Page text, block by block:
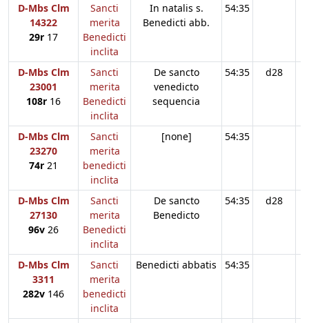
D-Mbs Clm
14322
29r 17
Sancti
merita
Benedicti
inclita
In natalis s.
Benedicti abb.
54:35
D-Mbs Clm
23001
108r 16
Sancti
merita
Benedicti
inclita
De sancto
venedicto
sequencia
54:35 d28
D-Mbs Clm
23270
74r 21
Sancti
merita
benedicti
inclita
[none] 54:35
D-Mbs Clm
27130
96v 26
Sancti
merita
Benedicti
inclita
De sancto
Benedicto
54:35 d28
D-Mbs Clm
3311
282v 146
Sancti
merita
benedicti
inclita
Benedicti abbatis 54:35